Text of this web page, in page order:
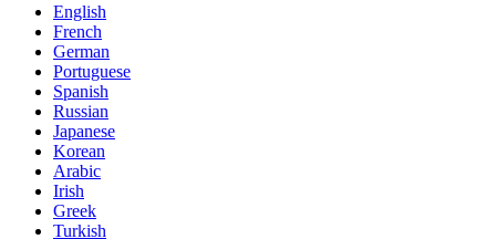
English
French
German
Portuguese
Spanish
Russian
Japanese
Korean
Arabic
Irish
Greek
Turkish